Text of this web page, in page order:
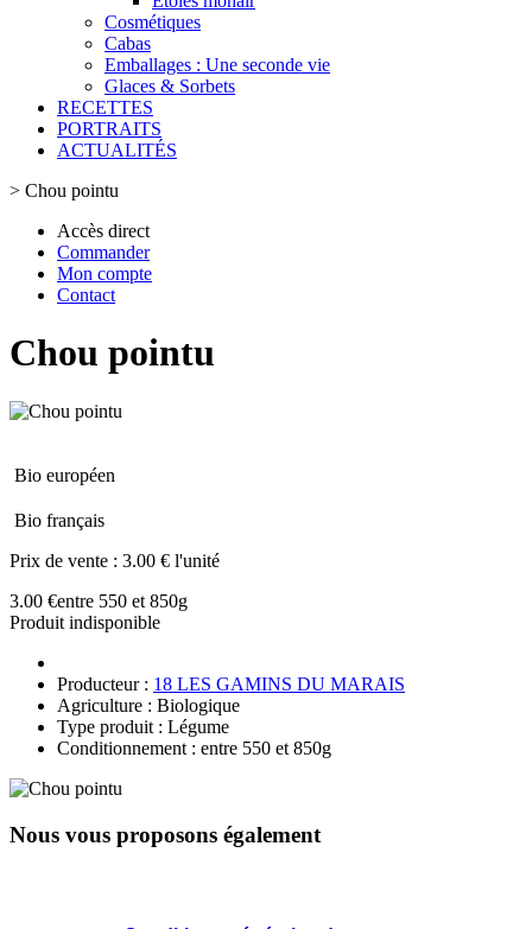
Cosmétiques
Cabas
Emballages : Une seconde vie
Glaces & Sorbets
RECETTES
PORTRAITS
ACTUALITÉS
> Chou pointu
Accès direct
Commander
Mon compte
Contact
Chou pointu
Bio européen
Bio français
Prix de vente : 3.00 € l'unité
3.00 €entre 550 et 850g
Produit indisponible
Producteur : 18 LES GAMINS DU MARAIS
Agriculture : Biologique
Type produit : Légume
Conditionnement : entre 550 et 850g
Nous vous proposons également